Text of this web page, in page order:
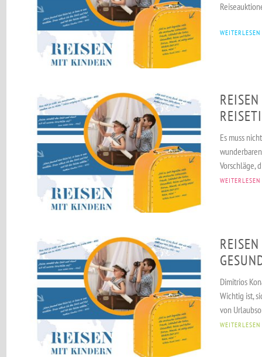
WEITERLESEN
Es muss
Vorschläge,
WEITERLESEN
Dimitrios
Wichtig ist,
von
WEITERLESEN